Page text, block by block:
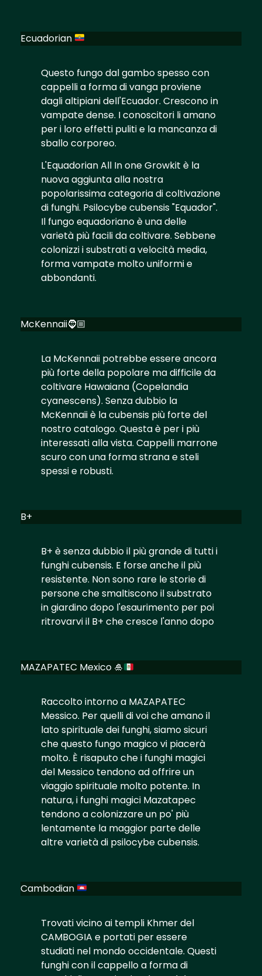
Ecuadorian
Questo fungo dal gambo spesso con
cappelli a forma di vanga proviene
dagli altipiani dell'Ecuador. Crescono in
vampate dense. I conoscitori li amano
per i loro effetti puliti e la mancanza di
sballo corporeo.
L'Equadorian All In one Growkit è la
nuova aggiunta alla nostra
popolarissima categoria di coltivazione
di funghi. Psilocybe cubensis "Equador".
Il fungo equadoriano è una delle
varietà più facili da coltivare. Sebbene
colonizzi i substrati a velocità media,
forma vampate molto uniformi e
abbondanti.
McKennaii🧔🏼
La McKennaii potrebbe essere ancora
più forte della popolare ma difficile da
coltivare Hawaiana (Copelandia
cyanescens). Senza dubbio la
McKennaii è la cubensis più forte del
nostro catalogo. Questa è per i più
interessati alla vista. Cappelli marrone
scuro con una forma strana e steli
spessi e robusti.
B+
B+ è senza dubbio il più grande di tutti i
funghi cubensis. E forse anche il più
resistente. Non sono rare le storie di
persone che smaltiscono il substrato
in giardino dopo l'esaurimento per poi
ritrovarvi il B+ che cresce l'anno dopo
MAZAPATEC Mexico 🎍
Raccolto intorno a MAZAPATEC
Messico. Per quelli di voi che amano il
lato spirituale dei funghi, siamo sicuri
che questo fungo magico vi piacerà
molto. È risaputo che i funghi magici
del Messico tendono ad offrire un
viaggio spirituale molto potente. In
natura, i funghi magici Mazatapec
tendono a colonizzare un po' più
lentamente la maggior parte delle
altre varietà di psilocybe cubensis.
Cambodian
Trovati vicino ai templi Khmer del
CAMBOGIA e portati per essere
studiati nel mondo occidentale. Questi
funghi con il cappello a forma di